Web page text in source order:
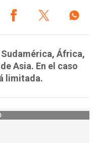
África,
Asia. En el caso
limitada.